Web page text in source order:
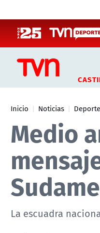
Inicio Noticias
Medio
La escuadra